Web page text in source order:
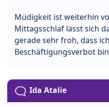
Müdigkeit ist weiterhin
Mittagsschlaf lässt sich
gerade sehr froh, dass
Beschäftigungsverbot bin
Ida Atalie